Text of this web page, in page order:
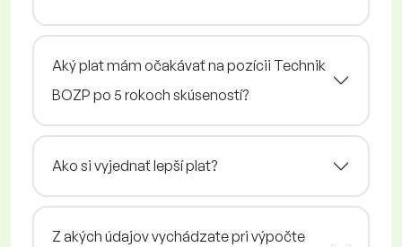
Aký plat mám očakávať na pozícii Technik
BOZP po 5 rokoch skúseností?
Ako si vyjednať lepší plat?
Z akých údajov vychádzate pri výpočte